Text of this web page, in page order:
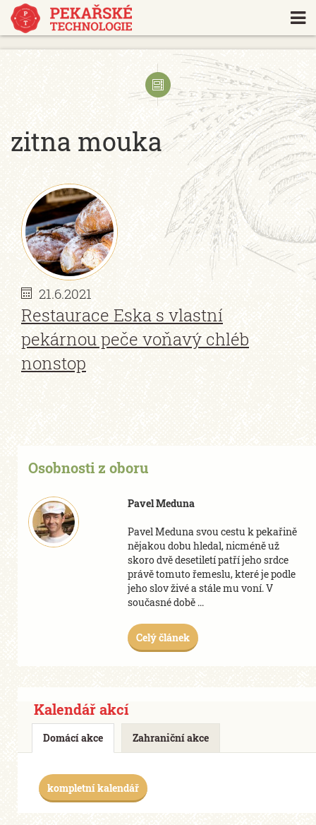
https://www.traditionrolex.com/18
zitna mouka
21.6.2021
Restaurace Eska s vlastní
pekárnou peče voňavý chléb
nonstop
Osobnosti z oboru
Pavel Meduna
Pavel Meduna svou cestu k pekařině
nějakou dobu hledal, nicméně už
skoro dvě desetiletí patří jeho srdce
právě tomuto řemeslu, které je podle
jeho slov živé a stále mu voní. V
současné době ...
Celý článek
Kalendář akcí
Domácí akce Zahraniční akce
kompletní kalendář